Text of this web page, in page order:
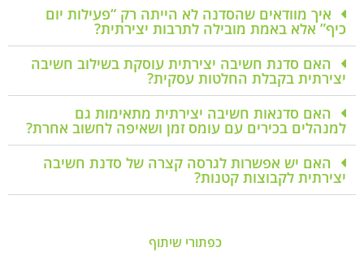
איך מוודאים שהסדנה לא הייתה רק “פעילות יום
כיף” אלא באמת מובילה לתרבות יצירתית?
האם סדנת חשיבה יצירתית עוסקת בשילוב חשיבה
יצירתית בקבלת החלטות עסקית?
האם סדנאות חשיבה יצירתית מתאימות גם
למנהלים בכירים עם עומס זמן ושאיפה לחשוב אחרת?
האם יש אפשרות לגרסה קצרה של סדנת חשיבה
יצירתית לקבוצות קטנות?
כפתורי שיתוף